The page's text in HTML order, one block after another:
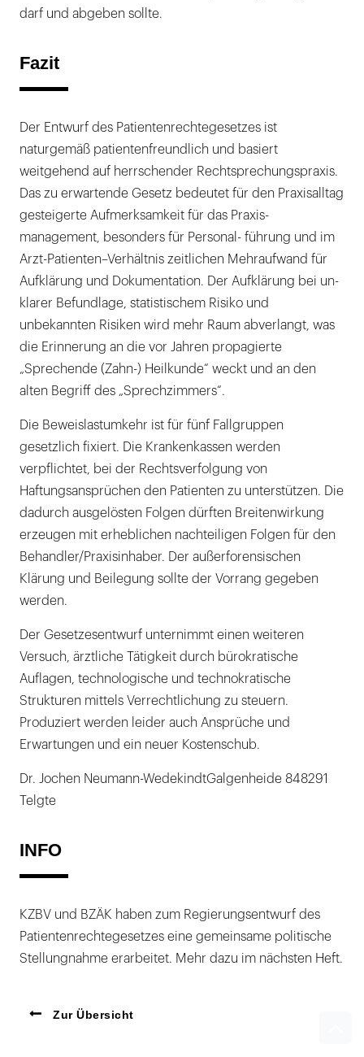
darf und abgeben sollte.
Fazit
Der Entwurf des Patientenrechtegesetzes ist
naturgemäß patientenfreundlich und basiert
weitgehend auf herrschender Rechtsprechungspraxis.
Das zu erwartende Gesetz bedeutet für den Praxisalltag
gesteigerte Aufmerksamkeit für das Praxis-
management, besonders für Personal- führung und im
Arzt-Patienten–Verhältnis zeitlichen Mehraufwand für
Aufklärung und Dokumentation. Der Aufklärung bei un-
klarer Befundlage, statistischem Risiko und
unbekannten Risiken wird mehr Raum abverlangt, was
die Erinnerung an die vor Jahren propagierte
„Sprechende (Zahn-) Heilkunde“ weckt und an den
alten Begriff des „Sprechzimmers“.
Die Beweislastumkehr ist für fünf Fallgruppen
gesetzlich fixiert. Die Krankenkassen werden
verpflichtet, bei der Rechtsverfolgung von
Haftungsansprüchen den Patienten zu unterstützen. Die
dadurch ausgelösten Folgen dürften Breitenwirkung
erzeugen mit erheblichen nachteiligen Folgen für den
Behandler/Praxisinhaber. Der außerforensischen
Klärung und Beilegung sollte der Vorrang gegeben
werden.
Der Gesetzesentwurf unternimmt einen weiteren
Versuch, ärztliche Tätigkeit durch bürokratische
Auflagen, technologische und technokratische
Strukturen mittels Verrechtlichung zu steuern.
Produziert werden leider auch Ansprüche und
Erwartungen und ein neuer Kostenschub.
Dr. Jochen Neumann-WedekindtGalgenheide 848291
Telgte
INFO
KZBV und BZÄK haben zum Regierungsentwurf des
Patientenrechtegesetzes eine gemeinsame politische
Stellungnahme erarbeitet. Mehr dazu im nächsten Heft.
Zur Übersicht